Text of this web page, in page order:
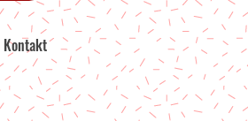
Kontakt